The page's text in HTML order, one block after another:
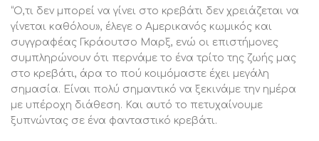
Πάχος μελαμίνης: 1,6 εκ
ΥΛΙΚΟ ΚΑΤΑΣΚΕΥΗΣ:
Το κρεβάτι είναι εξολοκλήρου κατασκευασμένο από
μελαμίνη. Η μελαμίνη είναι είδος ξύλου σε μορφή
μοριοσανίδας. Οι μοριοσανίδες είναι προϊόντα που
έχουν τη μορφή πλάκας (panel) και προέρχονται από τη
συγκόλληση μέσω πρεσσαρίσματος, μικρών σε
ποσότητα
“Ο,τι δεν μπορεί να γίνει στο κρεβάτι δεν χρειάζεται να
γίνεται καθόλου», έλεγε ο Αμερικανός κωμικός και
συγγραφέας Γκράουτσο Μαρξ, ενώ οι επιστήμονες
συμπληρώνουν ότι περνάμε το ένα τρίτο της ζωής μας
στο κρεβάτι, άρα το πού κοιμόμαστε έχει μεγάλη
σημασία. Είναι πολύ σημαντικό να ξεκινάμε την ημέρα
με υπέροχη διάθεση. Και αυτό το πετυχαίνουμε
ξυπνώντας σε ένα φανταστικό κρεβάτι.